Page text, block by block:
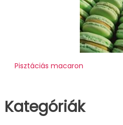
Pisztáciás macaron
Kategóriák